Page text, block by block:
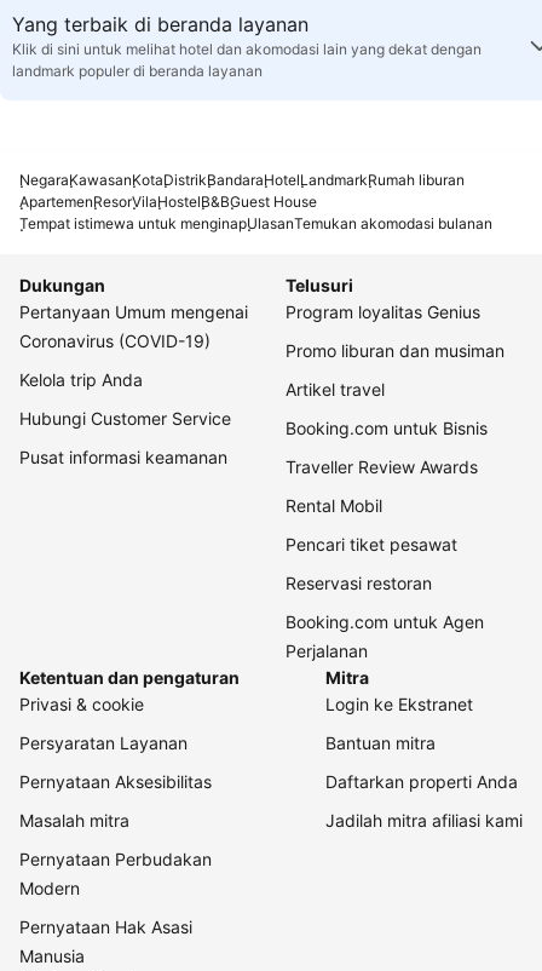
Yang terbaik di beranda layanan
Klik di sini untuk melihat hotel dan akomodasi lain yang dekat dengan
landmark populer di beranda layanan
NegaraKawasanKotaDistrikBandaraHotelLandmarkRumah liburan
ApartemenResorVilaHostelB&BGuest House
Tempat istimewa untuk menginapUlasanTemukan akomodasi bulanan
Dukungan
Pertanyaan Umum mengenai
Coronavirus (COVID-19)
Kelola trip Anda
Hubungi Customer Service
Pusat informasi keamanan
Telusuri
Program loyalitas Genius
Promo liburan dan musiman
Artikel travel
Booking.com untuk Bisnis
Traveller Review Awards
Rental Mobil
Pencari tiket pesawat
Reservasi restoran
Booking.com untuk Agen
Perjalanan
Ketentuan dan pengaturan
Privasi & cookie
Persyaratan Layanan
Pernyataan Aksesibilitas
Masalah mitra
Pernyataan Perbudakan
Modern
Pernyataan Hak Asasi
Manusia
Mitra
Login ke Ekstranet
Bantuan mitra
Daftarkan properti Anda
Jadilah mitra afiliasi kami